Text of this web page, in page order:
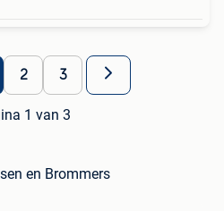
2 3
1 van 3
en Brommers